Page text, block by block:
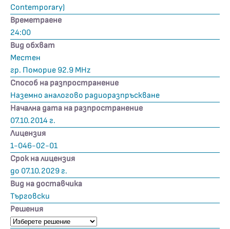
Contemporary)
Времетраене
24:00
Вид обхват
Местен
гр. Поморие 92.9 MHz
Способ на разпространение
Наземно аналогово радиоразпръскване
Начална дата на разпространение
07.10.2014 г.
Лицензия
1-046-02-01
Срок на лицензия
до 07.10.2029 г.
Вид на доставчика
Търговски
Решения